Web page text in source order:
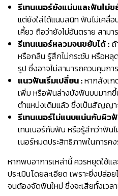
รีเทนเนอร์ยังแน่นและฟันไม่ข
แต่ยังใส่ได้แนบสนิท ฟันไม่เคลื่
เคี้ยว ถือว่ายังไม่อันตราย สาม
รีเทนเนอร์หลวมจนขยับได้ : ถ้
หรือกลืน รู้สึกไม่กระชับ หรือหลุ
รูป ซึ่งอาจไม่สามารถควบคุมก
แนวฟันเริ่มเปลี่ยน :หากสังเก
เพิ่ม หรือฟันล่างบังฟันบนมาก
ตำแหน่งเดิมแล้ว ซึ่งเป็นสัญญา
รีเทนเนอร์ไม่แนบแน่นกับผิว
เทนเนอร์กับฟัน หรือรู้สึกว่าฟัน
เนอร์หมดประสิทธิภาพในการค
หากพบอาการเหล่านี้ ควรหยุดใช้
ประเมินโดยละเอียด เพราะยิ่งปล่
จนต้องจัดฟันใหม่ ซึ่งจะเสียทั้งเวล